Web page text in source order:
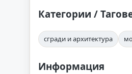
Категории /
сгради и архитектура
Информация